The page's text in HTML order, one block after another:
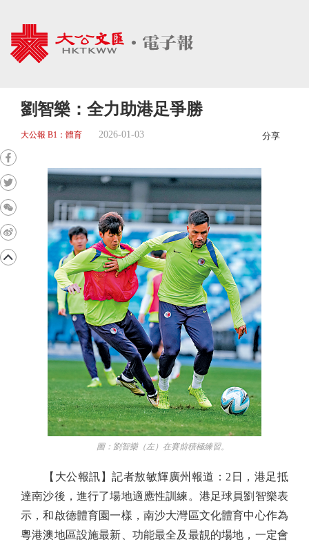
劉智樂：全力助港足爭勝
大公報 B1：體育 2026-01-03 分享
圖：劉智樂（左）在賽前積極練習。
【大公報訊】記者敖敏輝廣州報道：2日，港足抵
達南沙後，進行了場地適應性訓練。港足球員劉智樂表
示，和啟德體育園一樣，南沙大灣區文化體育中心作為
粵港澳地區設施最新、功能最全及最靚的場地，一定會